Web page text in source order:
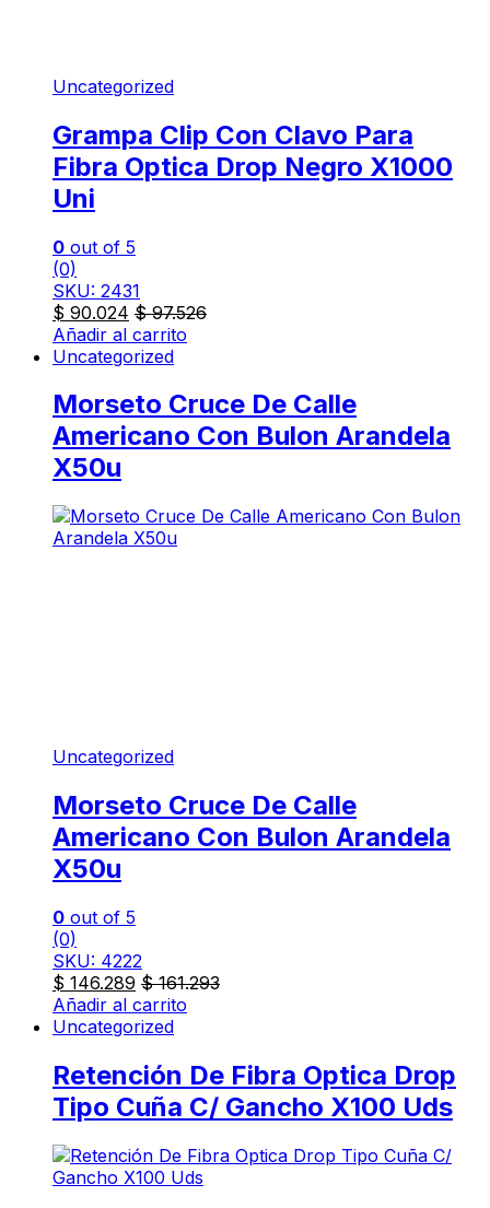
Uncategorized
Grampa Clip Con Clavo Para
Fibra Optica Drop Negro X1000
Uni
0 out of 5
(0)
SKU: 2431
$ 90.024 $97.526
Añadir al carrito
Uncategorized
Morseto Cruce De Calle
Americano Con Bulon Arandela
X50u
Uncategorized
Morseto Cruce De Calle
Americano Con Bulon Arandela
X50u
0 out of 5
(0)
SKU: 4222
$ 146.289 $161.293
Añadir al carrito
Uncategorized
Retención De Fibra Optica Drop
Tipo Cuña C/ Gancho X100 Uds